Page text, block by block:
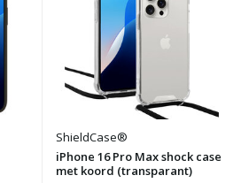
ShieldCase®
iPhone 16 Pro Max shock case
met koord (transparant)